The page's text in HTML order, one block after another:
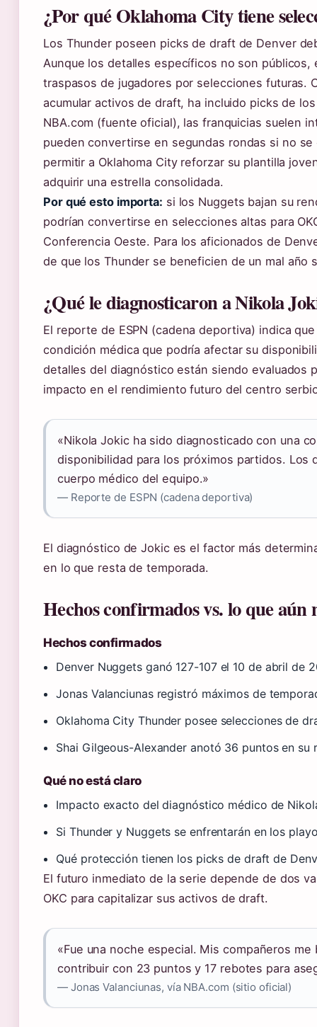
¿Por qué Oklahoma City tiene
Los Thunder poseen picks de draft de Denver
Aunque los detalles específicos no son
traspasos de jugadores por selecciones futuras.
acumular activos de draft, ha incluido picks de
NBA.com (fuente oficial), las franquicias suelen
pueden convertirse en segundas rondas si no
permitir a Oklahoma City reforzar su plantilla
adquirir una estrella consolidada.
Por qué esto importa: si los Nuggets bajan su
podrían convertirse en selecciones altas para
Conferencia Oeste. Para los aficionados de
de que los Thunder se beneficien de un mal año
¿Qué le diagnosticaron a Nikola
El reporte de ESPN (cadena deportiva) indica
condición médica que podría afectar su
detalles del diagnóstico están siendo evaluados
impacto en el rendimiento futuro del centro
«Nikola Jokic ha sido diagnosticado con una
disponibilidad para los próximos partidos. Los
cuerpo médico del equipo.»
— Reporte de ESPN (cadena deportiva)
El diagnóstico de Jokic es el factor más
en lo que resta de temporada.
Hechos confirmados vs. lo que aún
Hechos confirmados
Denver Nuggets ganó 127-107 el 10 de abril de
Jonas Valanciunas registró máximos de
Oklahoma City Thunder posee selecciones de
Shai Gilgeous-Alexander anotó 36 puntos en su
Qué no está claro
Impacto exacto del diagnóstico médico de
Si Thunder y Nuggets se enfrentarán en los
Qué protección tienen los picks de draft de
El futuro inmediato de la serie depende de dos
OKC para capitalizar sus activos de draft.
«Fue una noche especial. Mis compañeros
contribuir con 23 puntos y 17 rebotes para
— Jonas Valanciunas, vía NBA.com (sitio oficial)